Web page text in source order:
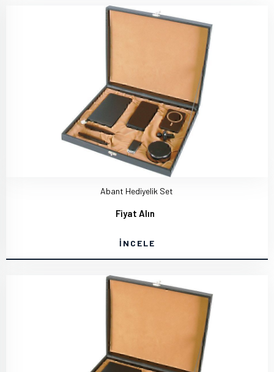
Abant Hediyelik Set
Fiyat Alın
İNCELE